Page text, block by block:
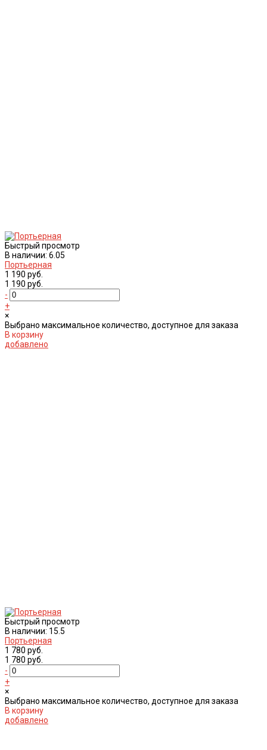
Быстрый просмотр
В наличии: 6.05
Портьерная
1 190 руб.
1 190 руб.
-
+
×
Выбрано максимальное количество, доступное для заказа
В корзину
добавлено
Быстрый просмотр
В наличии: 15.5
Портьерная
1 780 руб.
1 780 руб.
-
+
×
Выбрано максимальное количество, доступное для заказа
В корзину
добавлено